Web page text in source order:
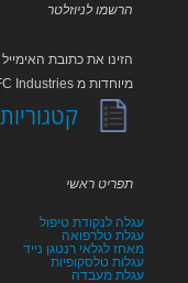
הרשמו לניוזלטר
הזינו את כתובת
AFC Industries מיוחדות מ
קטגוריות
תפריט ראשי
עגלה לנקודת טיפול
עגלת טלרפואה
מאחז לגלאי רנטגן נייד
עגלות טלסקופיות
עגלת מעבדה